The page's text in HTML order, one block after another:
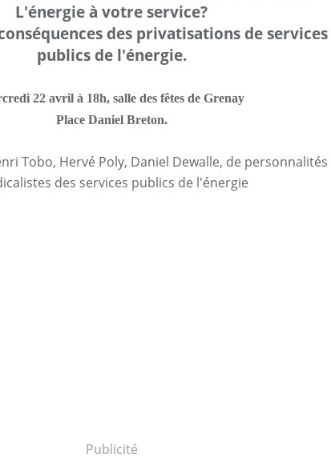
L'énergie à votre service?
des privatisations de services
publics de l'énergie.
22 avril à 18h, salle des fêtes de Grenay
Place Daniel Breton.
Tobo, Hervé Poly, Daniel Dewalle, de personnalités
des services publics de l'énergie
Publicité